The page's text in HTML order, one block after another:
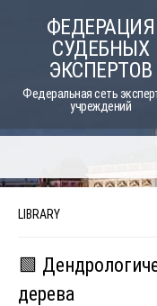
ФЕДЕРАЦИЯ
СУДЕБНЫХ
ЭКСПЕРТОВ
Федеральная сеть
учреждений
LIBRARY
🟩
дерева